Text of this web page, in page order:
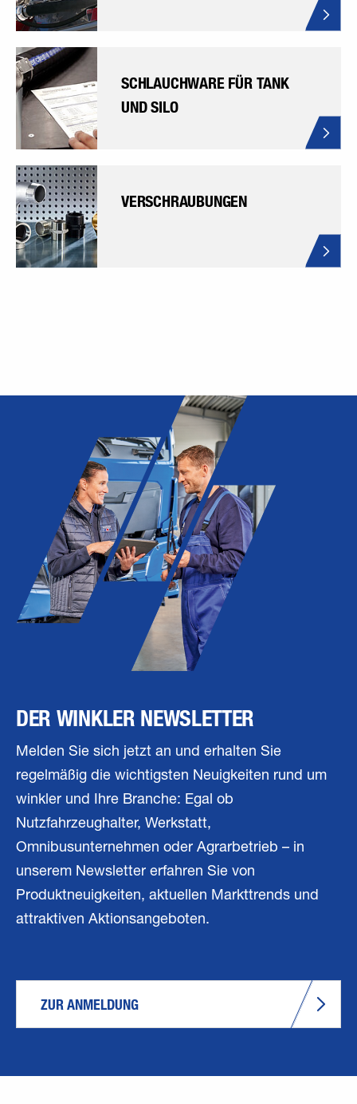
SCHLAUCHWARE FÜR TANK
UND SILO
VERSCHRAUBUNGEN
DER WINKLER NEWSLETTER
Melden Sie sich jetzt an und erhalten Sie
regelmäßig die wichtigsten Neuigkeiten rund um
winkler und Ihre Branche: Egal ob
Nutzfahrzeughalter, Werkstatt,
Omnibusunternehmen oder Agrarbetrieb – in
unserem Newsletter erfahren Sie von
Produktneuigkeiten, aktuellen Markttrends und
attraktiven Aktionsangeboten.
ZUR ANMELDUNG